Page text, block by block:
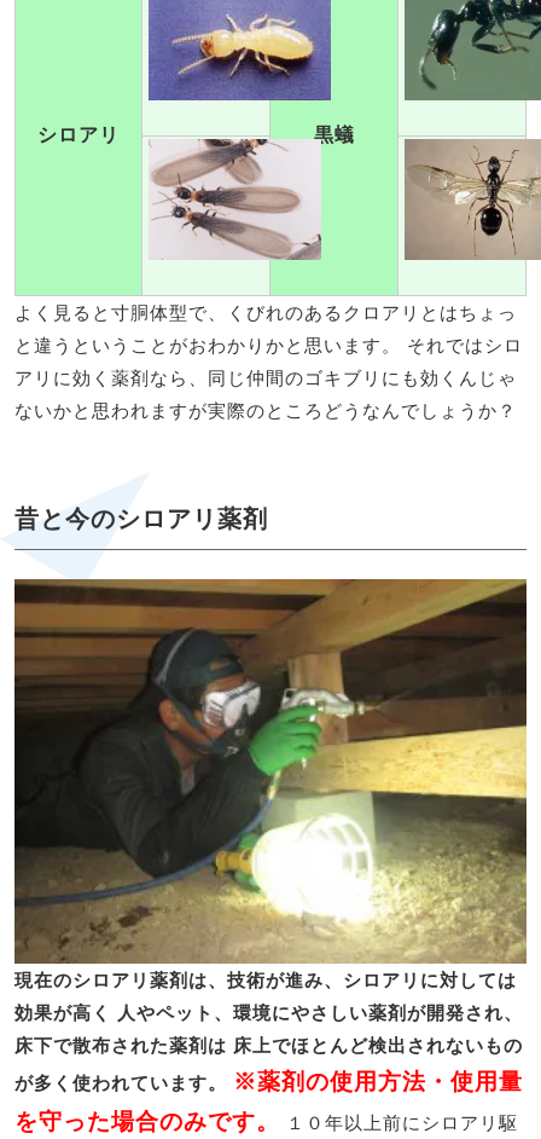
シロアリ 黒蟻
よく見ると寸胴体型で、くびれのあるクロアリとはちょっ
と違うということがおわかりかと思います。 それではシロ
アリに効く薬剤なら、同じ仲間のゴキブリにも効くんじゃ
ないかと思われますが実際のところどうなんでしょうか？
昔と今のシロアリ薬剤
現在のシロアリ薬剤は、技術が進み、シロアリに対しては
効果が高く
人やペット、環境にやさしい薬剤が開発され、
床下で散布された薬剤は 床上でほとんど検出されないもの
が多く使われています。
※薬剤の使用方法・使用量
を守った場合のみです。
１０年以上前にシロアリ駆